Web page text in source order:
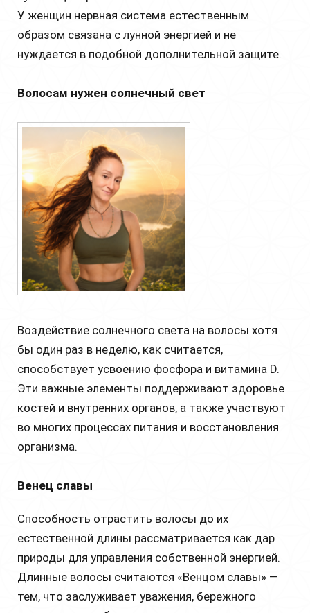
У женщин нервная система естественным
образом связана с лунной энергией и не
нуждается в подобной дополнительной защите.
Волосам нужен солнечный свет
Воздействие солнечного света на волосы хотя
бы один раз в неделю, как считается,
способствует усвоению фосфора и витамина D.
Эти важные элементы поддерживают здоровье
костей и внутренних органов, а также участвуют
во многих процессах питания и восстановления
организма.
Венец славы
Способность отрастить волосы до их
естественной длины рассматривается как дар
природы для управления собственной энергией.
Длинные волосы считаются «Венцом славы» —
тем, что заслуживает уважения, бережного